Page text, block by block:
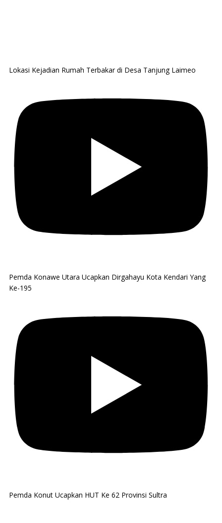
Lokasi Kejadian Rumah Terbakar di Desa Tanjung Laimeo
Pemda Konawe Utara Ucapkan Dirgahayu Kota Kendari Yang
Ke-195
Pemda Konut Ucapkan HUT Ke 62 Provinsi Sultra